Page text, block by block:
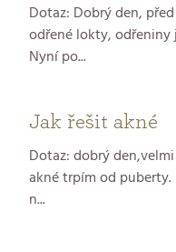
Dotaz: Dobrý den,
odřené lokty, odřeniny
Nyní po...
Jak řešit akné
Dotaz: dobrý
akné trpím od
n...